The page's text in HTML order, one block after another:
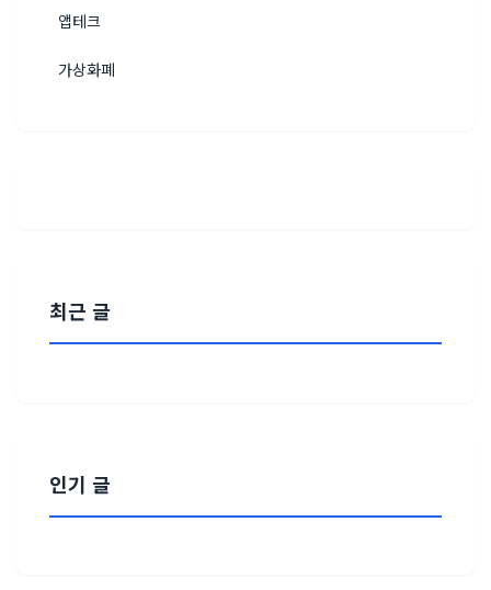
앱테크
가상화폐
최근 글
인기 글